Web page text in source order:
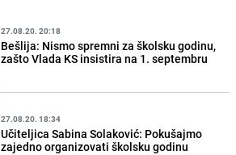
27.08.20. 20:18
Bešlija: Nismo spremni za školsku godinu,
zašto Vlada KS insistira na 1. septembru
27.08.20. 18:34
Učiteljica Sabina Solaković: Pokušajmo
zajedno organizovati školsku godinu